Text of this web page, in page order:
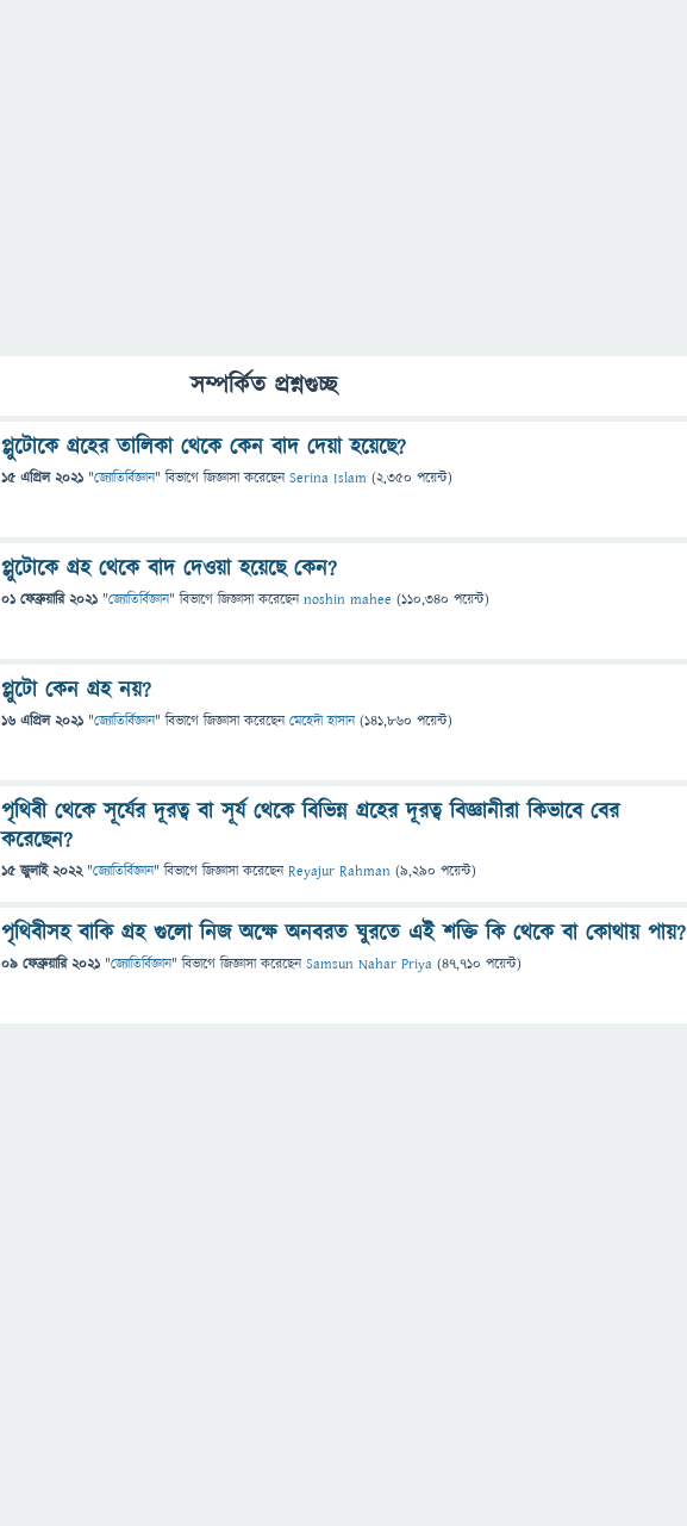
সম্পর্কিত প্রশ্নগুচ্ছ
প্লুটোকে গ্রহের তালিকা থেকে কেন বাদ দেয়া হয়েছে?
15 এপ্রিল 2021 "জ্যোতির্বিজ্ঞান" বিভাগে জিজ্ঞাসাকরেছেনSerina Islam (2,350 পয়েন্ট)
প্লুটোকে গ্রহ থেকে বাদ দেওয়া হয়েছে কেন?
01 ফেব্রুয়ারি 2021 "জ্যোতির্বিজ্ঞান" বিভাগে জিজ্ঞাসাকরেছেনnoshin mahee (110,340 পয়েন্ট)
প্লুটো কেন গ্রহ নয়?
16 এপ্রিল 2021 "জ্যোতির্বিজ্ঞান" বিভাগে জিজ্ঞাসাকরেছেনমেহেদী হাসান (141,860 পয়েন্ট)
পৃথিবী থেকে সূর্যের দূরত্ব বা সূর্য থেকে বিভিন্ন গ্রহের দূরত্ব বিজ্ঞানীরা কিভাবে বের
করেছেন?
15 জুলাই 2022 "জ্যোতির্বিজ্ঞান" বিভাগে জিজ্ঞাসাকরেছেনReyajur Rahman (9,290 পয়েন্ট)
পৃথিবীসহ বাকি গ্রহ গুলো নিজ অক্ষে অনবরত ঘুরতে এই শক্তি কি থেকে বা কোথায় পায়?
09 ফেব্রুয়ারি 2021 "জ্যোতির্বিজ্ঞান" বিভাগে জিজ্ঞাসাকরেছেনSamsun Nahar Priya (47,710 পয়েন্ট)